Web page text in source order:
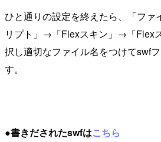
ひと通りの設定を終えたら、「フ
リプト」→「Flexスキン」→「Flex
択し適切なファイル名をつけてswf
す。
●書きだされたswfはこちら